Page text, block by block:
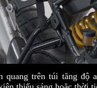
quang trên túi tăng độ